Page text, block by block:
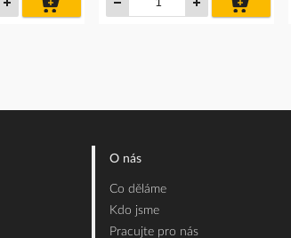
košíku
košíku
O nás
Co děláme
Kdo jsme
Pracujte pro nás